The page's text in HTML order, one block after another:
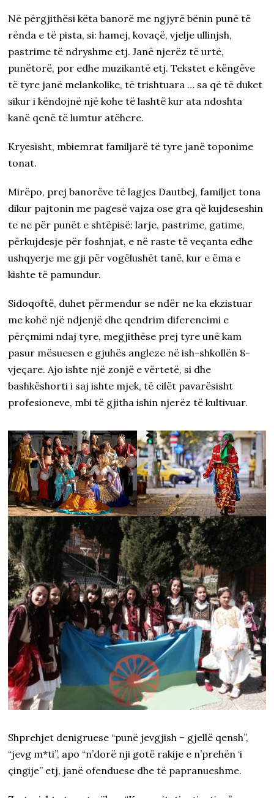
Në përgjithësi këta banorë me ngjyrë bënin punë të
rënda e të pista, si: hamej, kovaçë, vjelje ullinjsh,
pastrime të ndryshme etj. Janë njerëz të urtë,
punëtorë, por edhe muzikantë etj. Tekstet e këngëve
të tyre janë melankolike, të trishtuara … sa që të duket
sikur i këndojnë një kohe të lashtë kur ata ndoshta
kanë qenë të lumtur atëhere.
Kryesisht, mbiemrat familjarë të tyre janë toponime
tonat.
Mirëpo, prej banorëve të lagjes Dautbej, familjet tona
dikur pajtonin me pagesë vajza ose gra që kujdeseshin
te ne për punët e shtëpisë: larje, pastrime, gatime,
përkujdesje për foshnjat, e në raste të veçanta edhe
ushqyerje me gji për vogëlushët tanë, kur e ëma e
kishte të pamundur.
Sidoqoftë, duhet përmendur se ndër ne ka ekzistuar
me kohë një ndjenjë dhe qendrim diferencimi e
përçmimi ndaj tyre, megjithëse prej tyre unë kam
pasur mësuesen e gjuhës angleze në ish-shkollën 8-
vjeçare. Ajo ishte një zonjë e vërtetë, si dhe
bashkëshorti i saj ishte mjek, të cilët pavarësisht
profesioneve, mbi të gjitha ishin njerëz të kultivuar.
Shprehjet denigruese “punë jevgjish – gjellë qensh”,
“jevg m*ti”, apo “n’dorë nji gotë rakije e n’prehën ‘i
çingije” etj, janë ofenduese dhe të papranueshme.